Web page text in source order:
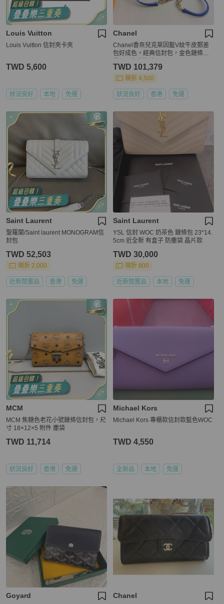
Louis Vuitton
Louis Vuitton 信封夾卡夾
TWD 5,600
狀況良好 本地 免運
Chanel
Chanel香奈兒克萊因藍V紋牛皮郵差
包好成色，經典信封包，金色鏈條肩
TWD 101,379
現折 4,500
狀況良好 香港 免運
Saint Laurent
聖羅蘭/Saint laurent MONOGRAM信
封包
TWD 52,503
現折 2,000
近新閒置品 香港 免運
Saint Laurent
YSL 信封 WOC 奶茶色 鏈條包 23*14.
5cm 近全新 有盒子 防塵袋 晶片款
TWD 30,000
現折 800
近新閒置品 本地 免運
MCM
MCM 焦糖色老花小號鏈條信封包，尺
寸 18×12×5 附件 塵袋
TWD 11,714
狀況良好 香港 免運
Michael Kors
Michael Kors 專櫃款信封款藍色WOC
TWD 4,550
全新品 本地 免運
Goyard Chanel